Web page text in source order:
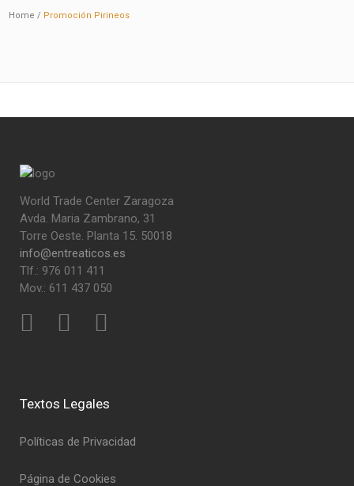
Home / Promoción Pirineos
World Trade Center Zaragoza
Avda. Maria Zambrano, 31
Torre Oeste. Planta 15. 50018
info@entreaticos.es
Tlf.: 976 011 411
Mov.: 611 437 050
Textos Legales
Políticas de Privacidad
Página de Cookies